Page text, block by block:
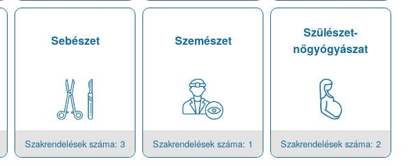
Sebészet
Szakrendelések száma: 3
Szemészet
Szakrendelések száma: 1
Szülészet-
nőgyógyászat
Szakrendelések száma: 2